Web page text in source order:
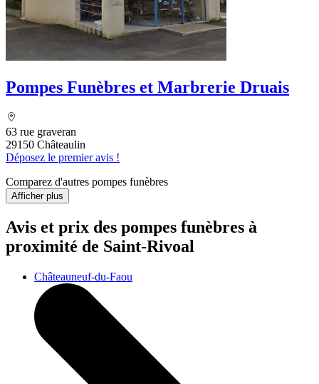
Pompes Funèbres et Marbrerie Druais
63 rue graveran
29150 Châteaulin
Déposez le premier avis !
Comparez d'autres pompes funèbres
Afficher plus
Avis et prix des pompes funèbres à
proximité de Saint-Rivoal
Châteauneuf-du-Faou